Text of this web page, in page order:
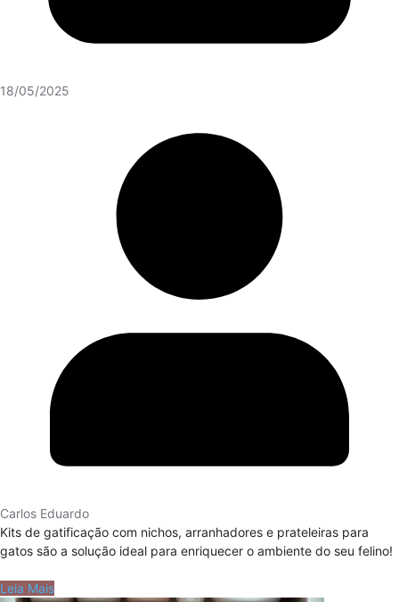
18/05/2025
Carlos Eduardo
Kits de gatificação com nichos, arranhadores e prateleiras para
gatos são a solução ideal para enriquecer o ambiente do seu felino!
Leia Mais